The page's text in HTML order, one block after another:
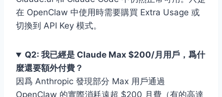
在 OpenClaw 中使用時需要購買 Extra Usage 或
切換到 API Key 模式。
Q2: 我已經是 Claude Max $200/月用戶，爲什
麼還要額外付費？
因爲 Anthropic 發現部分 Max 用戶通過
OpenClaw 的實際消耗遠超 $200 月費（有的高達